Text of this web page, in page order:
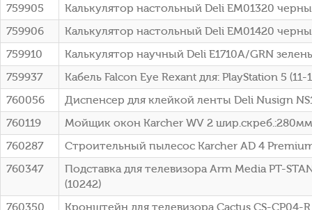
759905
Калькулятор настольный Deli EM01320
759906
Калькулятор настольный Deli EM01420
759910
Калькулятор научный Deli E1710A/GRN
759937
Кабель Falcon Eye Rexant для: PlayStation 5 (11-
760056
Диспенсер для клейкой ленты Deli Nusign
760119
Мойщик окон Karcher WV 2
760287
Строительный пылесос Karcher AD 4
760347
Подставка для телевизора Arm Media PT-
(10242)
760350
Кронштейн для телевизора Cactus CS-